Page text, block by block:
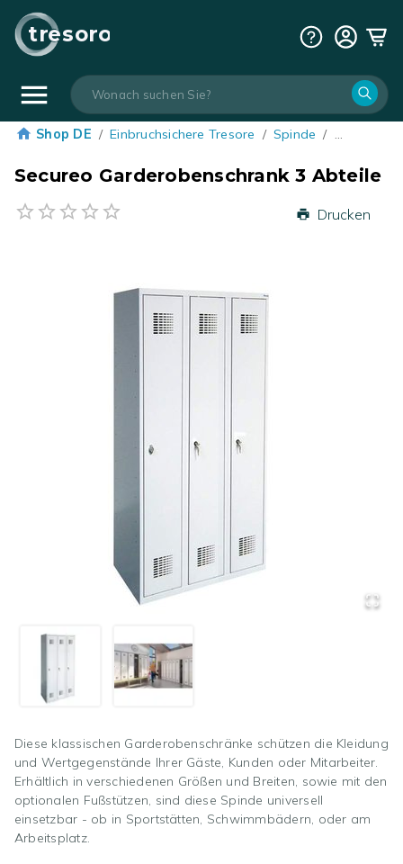
tresoro
Shop DE / Einbruchsichere Tresore / Spinde / …
Secureo Garderobenschrank 3 Abteile
Drucken
Diese klassischen Garderobenschränke schützen die Kleidung
und Wertgegenstände Ihrer Gäste, Kunden oder Mitarbeiter.
Erhältlich in verschiedenen Größen und Breiten, sowie mit den
optionalen Fußstützen, sind diese Spinde universell
einsetzbar - ob in Sportstätten, Schwimmbädern, oder am
Arbeitsplatz.